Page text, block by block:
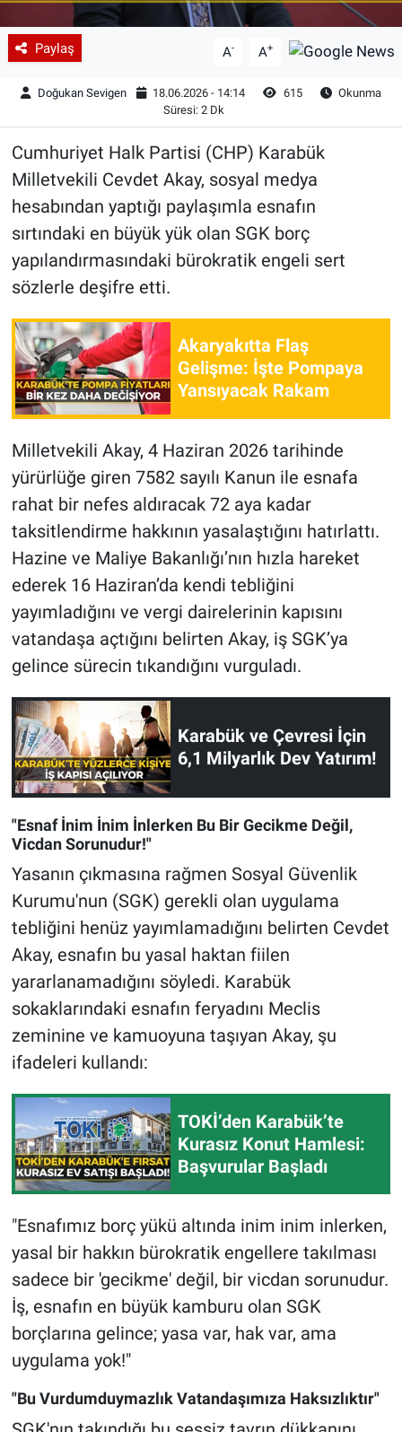
Paylaş A- A+
Doğukan Sevigen 18.06.2026 - 14:14 615
Okunma
Süresi: 2 Dk
Cumhuriyet Halk Partisi (CHP) Karabük
Milletvekili Cevdet Akay, sosyal medya
hesabından yaptığı paylaşımla esnafın
sırtındaki en büyük yük olan SGK borç
yapılandırmasındaki bürokratik engeli sert
sözlerle deşifre etti.
Akaryakıtta Flaş
Gelişme: İşte Pompaya
Yansıyacak Rakam
Milletvekili Akay, 4 Haziran 2026 tarihinde
yürürlüğe giren 7582 sayılı Kanun ile esnafa
rahat bir nefes aldıracak 72 aya kadar
taksitlendirme hakkının yasalaştığını hatırlattı.
Hazine ve Maliye Bakanlığı’nın hızla hareket
ederek 16 Haziran’da kendi tebliğini
yayımladığını ve vergi dairelerinin kapısını
vatandaşa açtığını belirten Akay, iş SGK’ya
gelince sürecin tıkandığını vurguladı.
Karabük ve Çevresi İçin
6,1 Milyarlık Dev Yatırım!
"Esnaf İnim İnim İnlerken Bu Bir Gecikme Değil,
Vicdan Sorunudur!"
Yasanın çıkmasına rağmen Sosyal Güvenlik
Kurumu'nun (SGK) gerekli olan uygulama
tebliğini henüz yayımlamadığını belirten Cevdet
Akay, esnafın bu yasal haktan fiilen
yararlanamadığını söyledi. Karabük
sokaklarındaki esnafın feryadını Meclis
zeminine ve kamuoyuna taşıyan Akay, şu
ifadeleri kullandı:
TOKİ’den Karabük’te
Kurasız Konut Hamlesi:
Başvurular Başladı
"Esnafımız borç yükü altında inim inim inlerken,
yasal bir hakkın bürokratik engellere takılması
sadece bir 'gecikme' değil, bir vicdan sorunudur.
İş, esnafın en büyük kamburu olan SGK
borçlarına gelince; yasa var, hak var, ama
uygulama yok!"
"Bu Vurdumduymazlık Vatandaşımıza Haksızlıktır"